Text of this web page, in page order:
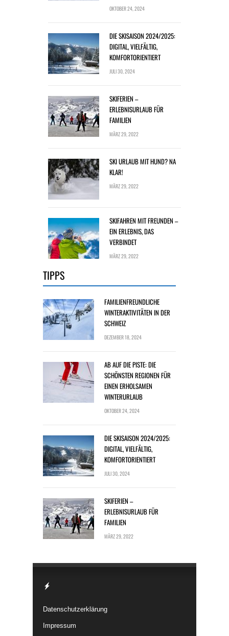
OKTOBER 24, 2024
DIE SKISAISON 2024/2025:
DIGITAL, VIELFÄLTIG,
KOMFORTORIENTIERT
JULI 30, 2024
SKIFERIEN –
ERLEBNISURLAUB FÜR
FAMILIEN
MÄRZ 29, 2022
SKI URLAUB MIT HUND? NA
KLAR!
MÄRZ 29, 2022
SKIFAHREN MIT FREUNDEN –
EIN ERLEBNIS, DAS
VERBINDET
MÄRZ 29, 2022
TIPPS
FAMILIENFREUNDLICHE
WINTERAKTIVITÄTEN IN DER
SCHWEIZ
DEZEMBER 18, 2024
AB AUF DIE PISTE: DIE
SCHÖNSTEN REGIONEN FÜR
EINEN ERHOLSAMEN
WINTERURLAUB
OKTOBER 24, 2024
DIE SKISAISON 2024/2025:
DIGITAL, VIELFÄLTIG,
KOMFORTORIENTIERT
JULI 30, 2024
SKIFERIEN –
ERLEBNISURLAUB FÜR
FAMILIEN
MÄRZ 29, 2022
Datenschutzerklärung
Impressum